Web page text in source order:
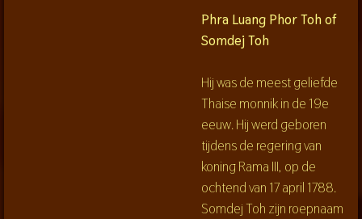
Phra Luang Phor Toh of
Somdej Toh
Hij was de meest geliefde
Thaise monnik in de 19e
eeuw. Hij werd geboren
tijdens de regering van
koning Rama III, op de
ochtend van 17 april 1788.
Somdej Toh zijn roepnaam